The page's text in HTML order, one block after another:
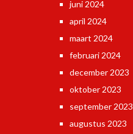
juni 2024
april 2024
maart 2024
februari 2024
december 2023
oktober 2023
september 2023
augustus 2023